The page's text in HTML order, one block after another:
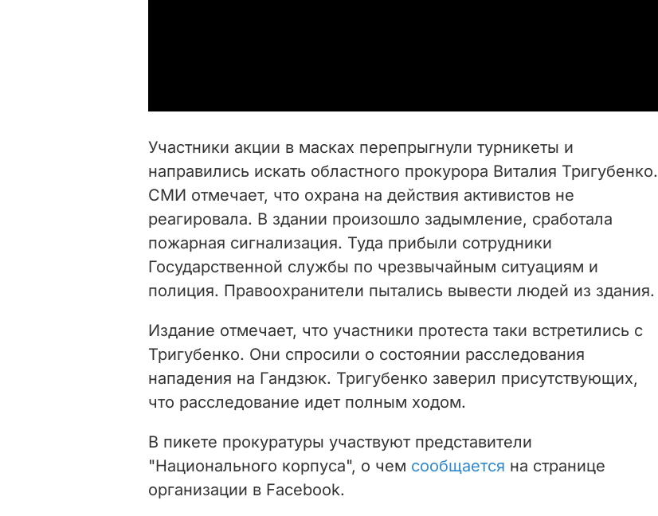
i
d
e
o
Участники акции в масках перепрыгнули турникеты и
направились искать областного прокурора Виталия Тригубенко.
СМИ отмечает, что охрана на действия активистов не
реагировала. В здании произошло задымление, сработала
пожарная сигнализация. Туда прибыли сотрудники
Государственной службы по чрезвычайным ситуациям и
полиция. Правоохранители пытались вывести людей из здания.
Издание отмечает, что участники протеста таки встретились с
Тригубенко. Они спросили о состоянии расследования
нападения на Гандзюк. Тригубенко заверил присутствующих,
что расследование идет полным ходом.
В пикете прокуратуры участвуют представители
"Национального корпуса", о чем сообщается на странице
организации в Facebook.